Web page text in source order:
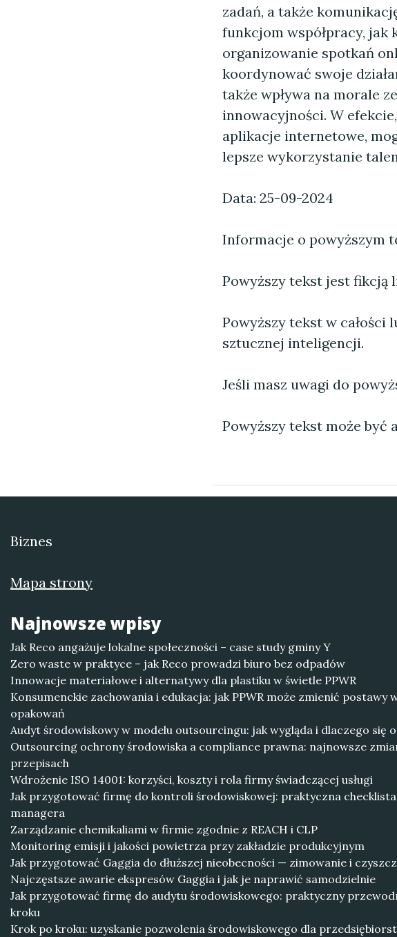
zadań, a także
funkcjom współpracy,
organizowanie spotkań
koordynować swoje
także wpływa na morale
innowacyjności. W
aplikacje internetowe,
lepsze wykorzystanie
Data: 25-09-2024
Informacje o powyższym
Powyższy tekst jest fikcją
Powyższy tekst w całości
sztucznej inteligencji.
Jeśli masz uwagi do
Powyższy tekst może być
Biznes
Mapa strony
Najnowsze wpisy
Jak Reco angażuje lokalne społeczności – case study gminy Y
Zero waste w praktyce – jak Reco prowadzi biuro bez odpadów
Innowacje materiałowe i alternatywy dla plastiku w świetle PPWR
Konsumenckie zachowania i edukacja: jak PPWR może zmienić postawy
opakowań
Audyt środowiskowy w modelu outsourcingu: jak wygląda i dlaczego się
Outsourcing ochrony środowiska a compliance prawna: najnowsze
przepisach
Wdrożenie ISO 14001: korzyści, koszty i rola firmy świadczącej usługi
Jak przygotować firmę do kontroli środowiskowej: praktyczna
managera
Zarządzanie chemikaliami w firmie zgodnie z REACH i CLP
Monitoring emisji i jakości powietrza przy zakładzie produkcyjnym
Jak przygotować Gaggia do dłuższej nieobecności — zimowanie i
Najczęstsze awarie ekspresów Gaggia i jak je naprawić samodzielnie
Jak przygotować firmę do audytu środowiskowego: praktyczny
kroku
Krok po kroku: uzyskanie pozwolenia środowiskowego dla